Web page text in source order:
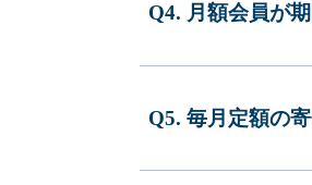
Q4. 月額会員が
Q5. 毎月定額の